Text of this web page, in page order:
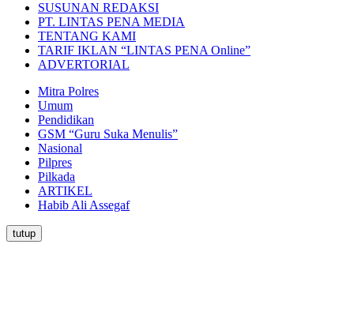
SUSUNAN REDAKSI
PT. LINTAS PENA MEDIA
TENTANG KAMI
TARIF IKLAN “LINTAS PENA Online”
ADVERTORIAL
Mitra Polres
Umum
Pendidikan
GSM “Guru Suka Menulis”
Nasional
Pilpres
Pilkada
ARTIKEL
Habib Ali Assegaf
tutup